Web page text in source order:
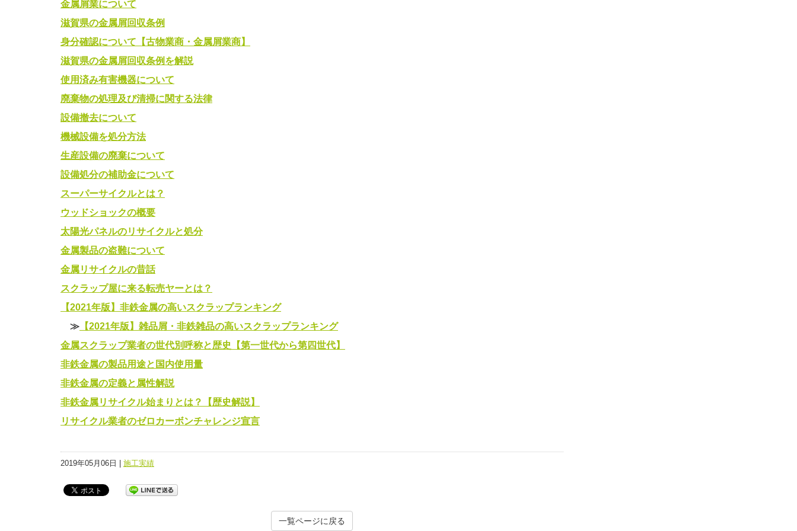
金属屑業について
滋賀県の金属屑回収条例
身分確認について【古物業商・金属屑業商】
滋賀県の金属屑回収条例を解説
使用済み有害機器について
廃棄物の処理及び清掃に関する法律
設備撤去について
機械設備を処分方法
生産設備の廃棄について
設備処分の補助金について
スーパーサイクルとは？
ウッドショックの概要
太陽光パネルのリサイクルと処分
金属製品の盗難について
金属リサイクルの昔話
スクラップ屋に来る転売ヤーとは？
【2021年版】非鉄金属の高いスクラップランキング
≫ 【2021年版】雑品屑・非鉄雑品の高いスクラップランキング
金属スクラップ業者の世代別呼称と歴史【第一世代から第四世代】
非鉄金属の製品用途と国内使用量
非鉄金属の定義と属性解説
非鉄金属リサイクル始まりとは？【歴史解説】
リサイクル業者のゼロカーボンチャレンジ宣言
2019年05月06日 | 施工実績
一覧ページに戻る